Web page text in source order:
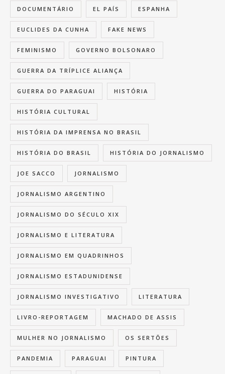
DOCUMENTÁRIO EL PAÍS ESPANHA
EUCLIDES DA CUNHA FAKE NEWS
FEMINISMO GOVERNO BOLSONARO
GUERRA DA TRÍPLICE ALIANÇA
GUERRA DO PARAGUAI HISTÓRIA
HISTÓRIA CULTURAL
HISTÓRIA DA IMPRENSA NO BRASIL
HISTÓRIA DO BRASIL HISTÓRIA DO JORNALISMO
JOE SACCO JORNALISMO
JORNALISMO ARGENTINO
JORNALISMO DO SÉCULO XIX
JORNALISMO E LITERATURA
JORNALISMO EM QUADRINHOS
JORNALISMO ESTADUNIDENSE
JORNALISMO INVESTIGATIVO LITERATURA
LIVRO-REPORTAGEM MACHADO DE ASSIS
MULHER NO JORNALISMO OS SERTÕES
PANDEMIA PARAGUAI PINTURA